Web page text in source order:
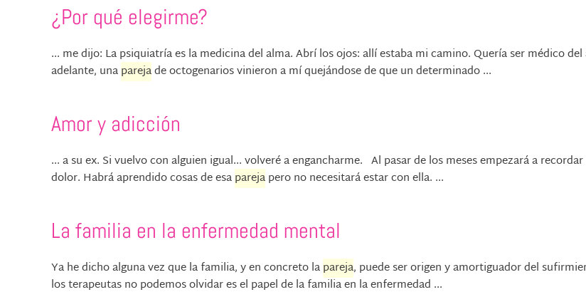
¿Por qué elegirme?
... me dijo: La psiquiatría es la medicina del alma. Abrí los ojos: allí estaba mi camino. Quería ser médico del
adelante, unaparejade octogenarios vinieron a mí quejándose de que un determinado ...
Amor y adicción
... a su ex. Si vuelvo con alguien igual... volveré a engancharme. Al pasar de los meses empezará a
dolor. Habrá aprendido cosas de esaparejapero no necesitará estar con ella. ...
La familia en la enfermedad mental
Ya he dicho alguna vez que la familia, y en concreto lapareja, puede ser origen y amortiguador del
los terapeutas no podemos olvidar es el papel de la familia en la enfermedad ...